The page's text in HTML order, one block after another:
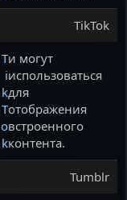
TikTok
T
i
k
T
o
k
и могут
использоваться
для
отображения
встроенного
контента.
Tumblr